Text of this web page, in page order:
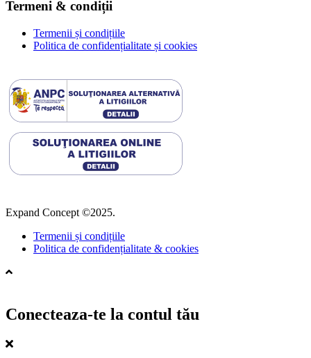
Termeni & condiții
Termenii și condițiile
Politica de confidențialitate și cookies
Expand Concept ©2025.
Termenii și condițiile
Politica de confidențialitate & cookies
Conecteaza-te la contul tău